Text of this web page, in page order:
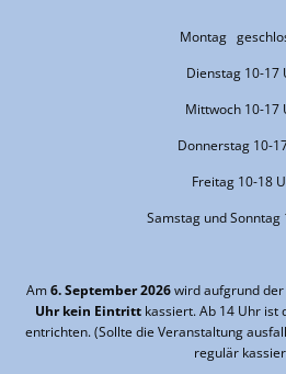
Montag
Dienstag 10-17
Mittwoch 10-17
Donnerstag 10-
Freitag 10-18
Samstag und Sonntag
Am6. September 2026wird aufgrund der
Uhr kein Eintrittkassiert. Ab 14 Uhr ist
entrichten. (Sollte die Veranstaltung
regulär